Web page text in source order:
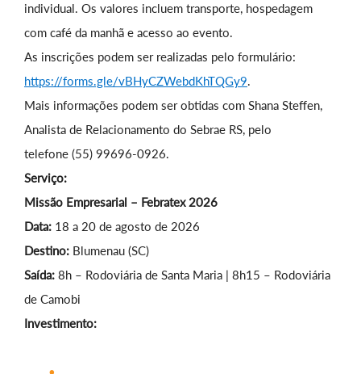
individual. Os valores incluem transporte, hospedagem
com café da manhã e acesso ao evento.
As inscrições podem ser realizadas pelo formulário:
https://forms.gle/vBHyCZWebdKhTQGy9.
Mais informações podem ser obtidas com Shana Steffen,
Analista de Relacionamento do Sebrae RS, pelo
telefone (55) 99696-0926.
Serviço:
Missão Empresarial – Febratex 2026
Data: 18 a 20 de agosto de 2026
Destino: Blumenau (SC)
Saída: 8h – Rodoviária de Santa Maria | 8h15 – Rodoviária
de Camobi
Investimento: